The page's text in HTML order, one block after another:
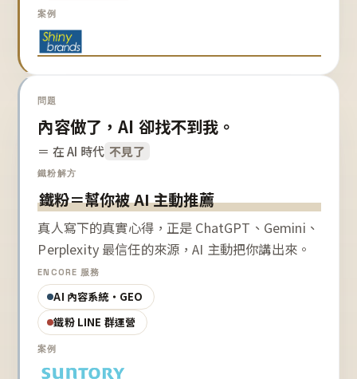
案例
問題
內容做了，AI 卻找不到我。
＝ 在 AI 時代 不見了
鐵粉解方
鐵粉＝幫你被 AI 主動推薦
真人寫下的真實心得，正是 ChatGPT、Gemini、
Perplexity 最信任的來源，AI 主動把你講出來。
ENCORE 服務
AI 內容系統・GEO
鐵粉 LINE 群運營
案例